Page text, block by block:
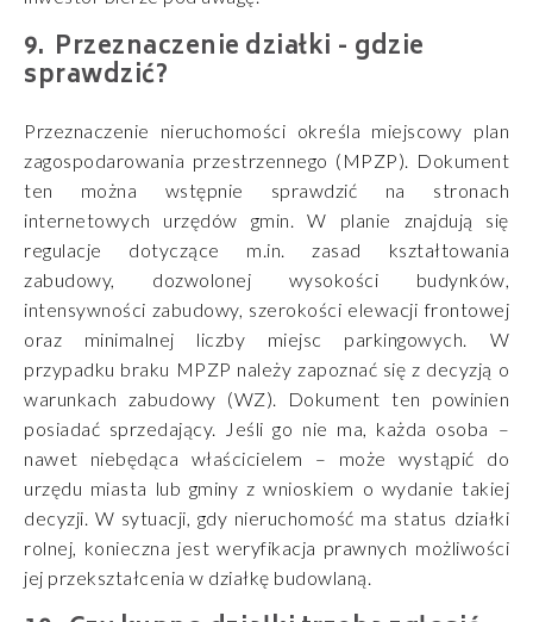
Przeznaczenie działki - gdzie
sprawdzić?
Przeznaczenie nieruchomości określa miejscowy plan
zagospodarowania przestrzennego (MPZP). Dokument
ten można wstępnie sprawdzić na stronach
internetowych urzędów gmin. W planie znajdują się
regulacje dotyczące m.in. zasad kształtowania
zabudowy, dozwolonej wysokości budynków,
intensywności zabudowy, szerokości elewacji frontowej
oraz minimalnej liczby miejsc parkingowych. W
przypadku braku MPZP należy zapoznać się z decyzją o
warunkach zabudowy (WZ). Dokument ten powinien
posiadać sprzedający. Jeśli go nie ma, każda osoba –
nawet niebędąca właścicielem – może wystąpić do
urzędu miasta lub gminy z wnioskiem o wydanie takiej
decyzji. W sytuacji, gdy nieruchomość ma status działki
rolnej, konieczna jest weryfikacja prawnych możliwości
jej przekształcenia w działkę budowlaną.